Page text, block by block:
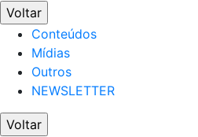
Voltar
Conteúdos
Mídias
Outros
NEWSLETTER
Voltar